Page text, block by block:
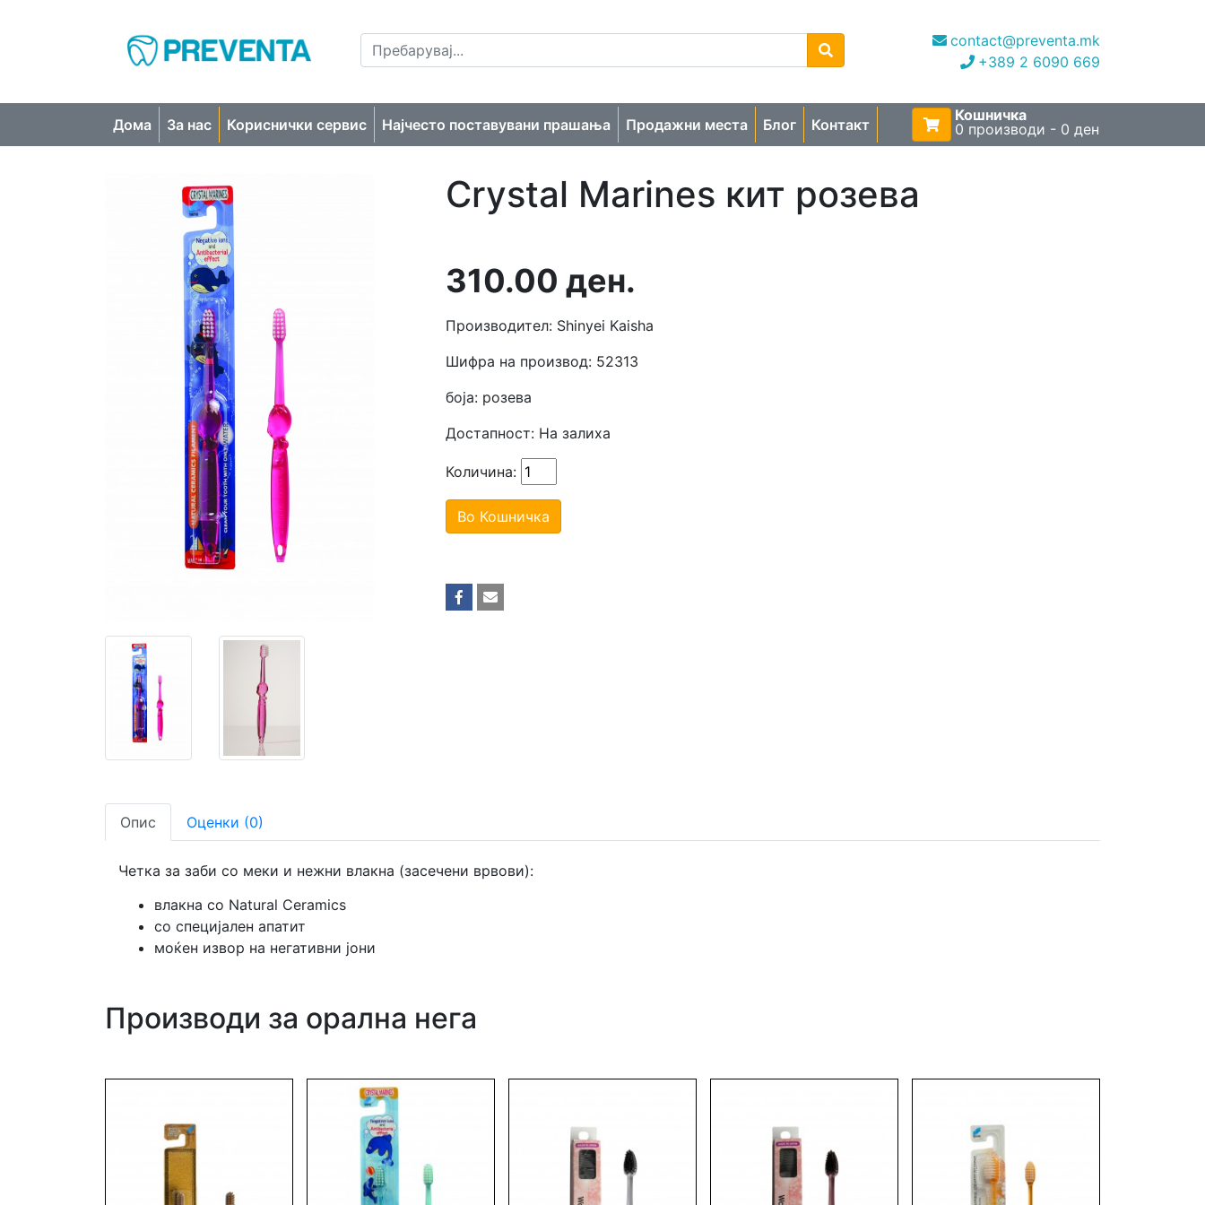
contact@preventa.mk
+389 2 6090 669
Дома За нас Кориснички сервис Најчесто поставувани прашања Продажни места Блог Контакт
Кошничка
0 производи - 0 ден
Crystal Marines кит розева
310.00 ден.
Производител: Shinyei Kaisha
Шифра на производ: 52313
боја: розева
Достапност: На залиха
Количина:
Во Кошничка
Опис Оценки (0)
Четка за заби со меки и нежни влакна (засечени врвови):
влакна со Natural Ceramics
со специјален апатит
моќен извор на негативни јони
Производи за орална нега